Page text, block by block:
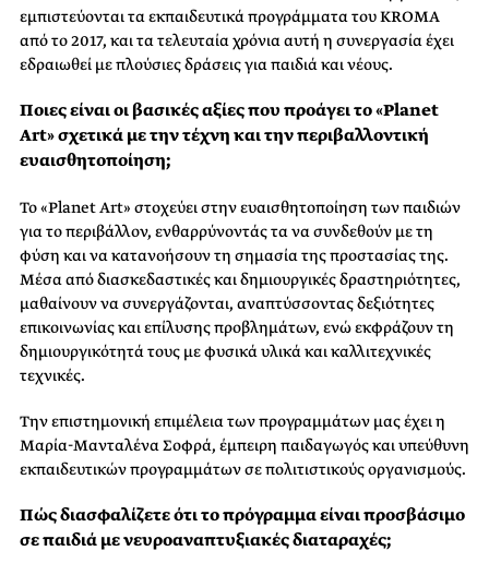
εμπιστεύονται τα εκπαιδευτικά προγράμματα του KROMA
από το 2017, και τα τελευταία χρόνια αυτή η συνεργασία έχει
εδραιωθεί με πλούσιες δράσεις για παιδιά και νέους.
Ποιες είναι οι βασικές αξίες που προάγει το «Planet
Art» σχετικά με την τέχνη και την περιβαλλοντική
ευαισθητοποίηση;
Το «Planet Art» στοχεύει στην ευαισθητοποίηση των παιδιών
για το περιβάλλον, ενθαρρύνοντάς τα να συνδεθούν με τη
φύση και να κατανοήσουν τη σημασία της προστασίας της.
Μέσα από διασκεδαστικές και δημιουργικές δραστηριότητες,
μαθαίνουν να συνεργάζονται, αναπτύσσοντας δεξιότητες
επικοινωνίας και επίλυσης προβλημάτων, ενώ εκφράζουν τη
δημιουργικότητά τους με φυσικά υλικά και καλλιτεχνικές
τεχνικές.
Την επιστημονική επιμέλεια των προγραμμάτων μας έχει η
Μαρία-Μανταλένα Σοφρά, έμπειρη παιδαγωγός και υπεύθυνη
εκπαιδευτικών προγραμμάτων σε πολιτιστικούς οργανισμούς.
Πώς διασφαλίζετε ότι το πρόγραμμα είναι προσβάσιμο
σε παιδιά με νευροαναπτυξιακές διαταραχές;